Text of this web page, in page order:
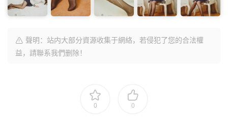
聲明：站内大部分資源收集于網絡，若侵犯了您的合法權
益，請聯系我們删除！
0 0